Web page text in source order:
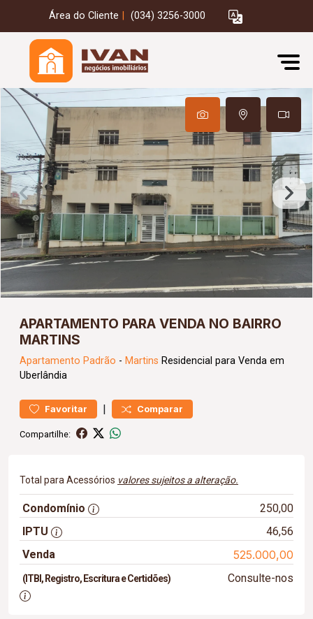
Área do Cliente (034) 3256-3000
APARTAMENTO PARA VENDA NO BAIRRO
MARTINS
Apartamento Padrão - Martins Residencial para Venda em
Uberlândia
Favoritar | Comparar
Compartilhe:
Total para Acessórios valores sujeitos a alteração.
Condomínio
250,00
IPTU
46,56
Venda
525.000,00
(ITBI, Registro, Escritura e Certidões) Consulte-nos